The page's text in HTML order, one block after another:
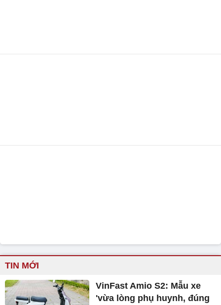
TIN MỚI
VinFast Amio S2: Mẫu xe
'vừa lòng phụ huynh, đúng